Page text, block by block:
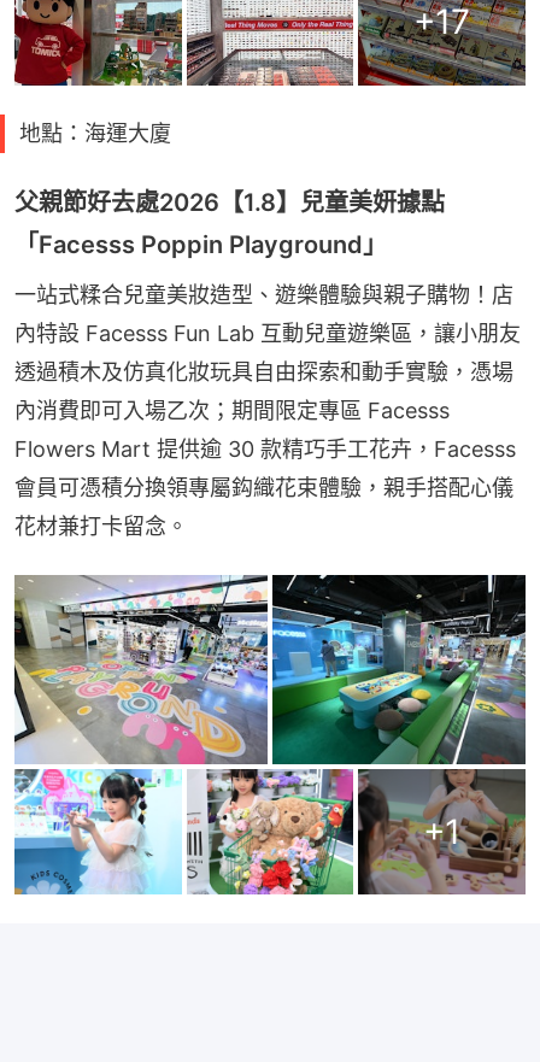
+17
地點：海運大廈
父親節好去處2026【1.8】兒童美妍據點
「Facesss Poppin Playground」
一站式糅合兒童美妝造型、遊樂體驗與親子購物！店
內特設 Facesss Fun Lab 互動兒童遊樂區，讓小朋友
透過積木及仿真化妝玩具自由探索和動手實驗，憑場
內消費即可入場乙次；期間限定專區 Facesss
Flowers Mart 提供逾 30 款精巧手工花卉，Facesss
會員可憑積分換領專屬鈎織花束體驗，親手搭配心儀
花材兼打卡留念。
+1